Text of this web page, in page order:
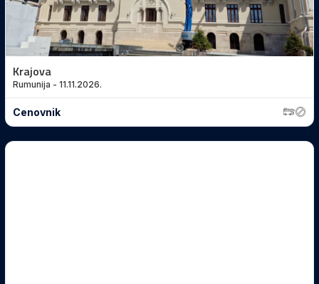
Krajova
Rumunija - 11.11.2026.
Cenovnik